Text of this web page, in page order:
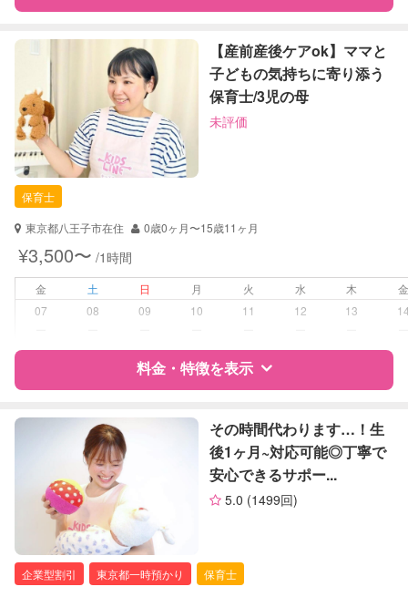
定期予約 可能
お子様の撮影
（定期特典）
対応不可
特徴 料金 レビュー
サポートの特徴
資格
自治体届出済ベビーシッター
看護師
保健師
対応可能/特徴
送迎サポート
病児対応 病児、病後児、ともに不可
障がい児対応 対応可否は個別に相談
レッスン なし
お引き受けしていません
お子様の撮影
（定期特典）
対応不可
【産前産後ケアok】ママと
子どもの気持ちに寄り添う
保育士/3児の母
未評価
保育士
東京都八王子市在住
0歳0ヶ月〜15歳11ヶ月
¥3,500〜 /1時間
金 土 日 月 火 水 木
07
08 09 10 11 12 13
料金・特徴を表示
特徴 料金 レビュー
サポートの特徴
資格
保育士
ドゥーラ協会認定産後ドゥーラ
調理師
その時間代わります…！生
後1ヶ月~対応可能◎丁寧で
安心できるサポー...
5.0 (1499回)
企業型割引 東京都一時預かり 保育士